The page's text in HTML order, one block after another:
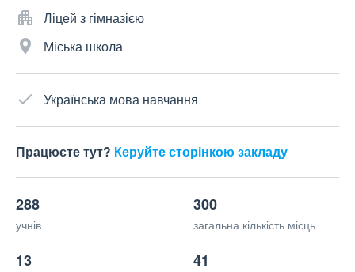
Ліцей з гімназією
Міська школа
Українська мова навчання
Працюєте тут? Керуйте сторінкою закладу
288
учнів
300
загальна кількість місць
13 41